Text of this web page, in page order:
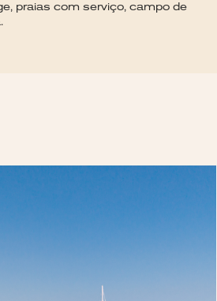
praias com serviço, campo de